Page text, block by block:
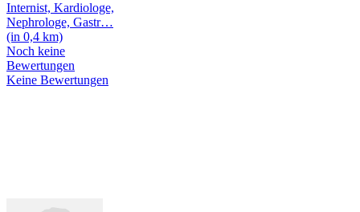
Internist, Kardiologe,
Nephrologe, Gastr…
(in 0,4 km)
Noch keine
Bewertungen
Keine Bewertungen